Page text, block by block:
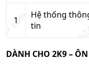
1
Hệ thống
tin
DÀNH CHO 2K9 –